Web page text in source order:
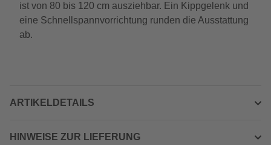
ist von 80 bis 120 cm ausziehbar. Ein Kippgelenk und
eine Schnellspannvorrichtung runden die Ausstattung
ab.
ARTIKELDETAILS
HINWEISE ZUR LIEFERUNG